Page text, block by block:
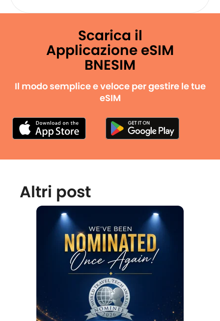
Scarica il
Applicazione eSIM
BNESIM
Il modo semplice e veloce per gestire le tue
eSIM
Altri post